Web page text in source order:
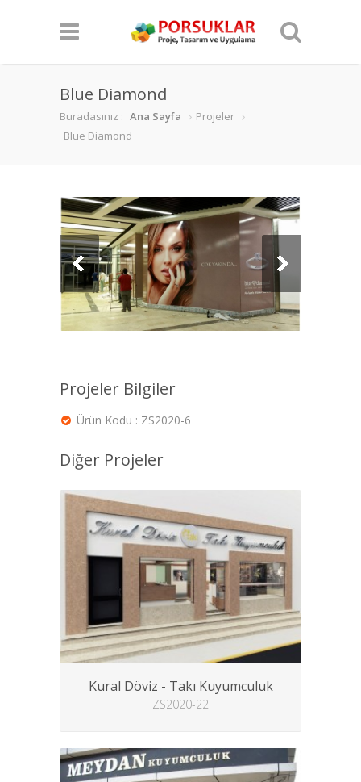
Blue Diamond
Buradasınız : Ana Sayfa
Projeler
Blue Diamond
Projeler Bilgiler
Ürün Kodu : ZS2020-6
Diğer Projeler
Kural Döviz - Takı Kuyumculuk
ZS2020-22